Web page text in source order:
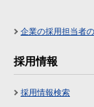
企業の採用担当者
採用情報
採用情報検索